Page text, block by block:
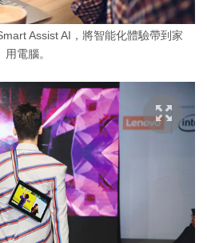
Assist AI，將智能化體驗帶到家
用電腦。